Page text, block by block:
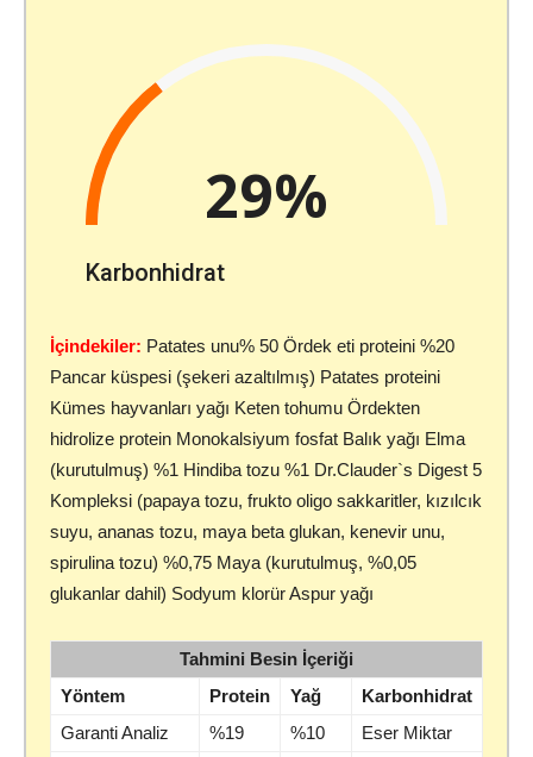
29%
Karbonhidrat
İçindekiler: Patates unu% 50 Ördek eti proteini %20
Pancar küspesi (şekeri azaltılmış) Patates proteini
Kümes hayvanları yağı Keten tohumu Ördekten
hidrolize protein Monokalsiyum fosfat Balık yağı Elma
(kurutulmuş) %1 Hindiba tozu %1 Dr.Clauder`s Digest 5
Kompleksi (papaya tozu, frukto oligo sakkaritler, kızılcık
suyu, ananas tozu, maya beta glukan, kenevir unu,
spirulina tozu) %0,75 Maya (kurutulmuş, %0,05
glukanlar dahil) Sodyum klorür Aspur yağı
Tahmini Besin İçeriği
Yöntem
Protein Yağ
Karbonhidrat
Garanti Analiz
%19 %10
Eser Miktar